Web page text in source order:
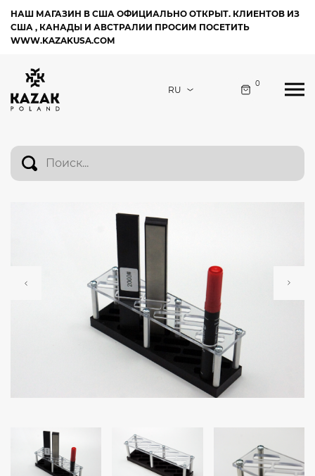
НАШ МАГАЗИН В США ОФИЦИАЛЬНО ОТКРЫТ. КЛИЕНТОВ ИЗ
США , КАНАДЫ И АВСТРАЛИИ ПРОСИМ ПОСЕТИТЬ
WWW.KAZAKUSA.COM
0